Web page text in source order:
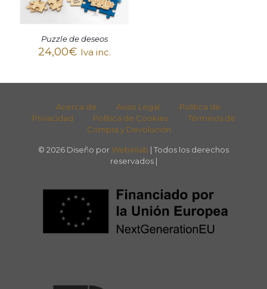
Puzzle de deseos
24,00€ Iva inc.
Acerca de Aviso Legal
Política de
Privacidad
Política de Cookies
Términos de
Compra y Devolución
© 2026 Diseño por Webinlab | Todos los derechos
reservados |